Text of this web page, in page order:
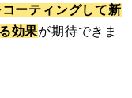
ーティングして新
効果が期待できま